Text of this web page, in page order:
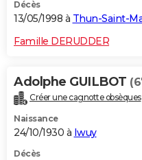
Décès
13/05/1998 à Thun-Saint-
Famille DERUDDER
Adolphe GUILBOT
Créer une cagnotte obsèques
Naissance
24/10/1930 à Iwuy
Décès